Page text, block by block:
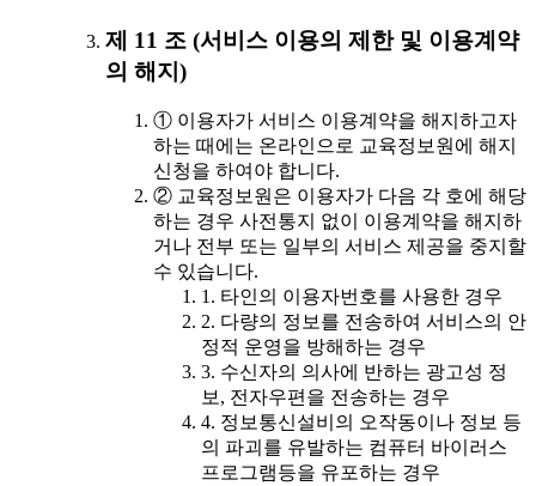
제 11 조 (서비스 이용의 제한 및 이용계약
의 해지)
① 이용자가 서비스 이용계약을 해지하고자
하는 때에는 온라인으로 교육정보원에 해지
신청을 하여야 합니다.
② 교육정보원은 이용자가 다음 각 호에 해당
하는 경우 사전통지 없이 이용계약을 해지하
거나 전부 또는 일부의 서비스 제공을 중지할
수 있습니다.
1. 타인의 이용자번호를 사용한 경우
2. 다량의 정보를 전송하여 서비스의 안
정적 운영을 방해하는 경우
3. 수신자의 의사에 반하는 광고성 정
보, 전자우편을 전송하는 경우
4. 정보통신설비의 오작동이나 정보 등
의 파괴를 유발하는 컴퓨터 바이러스
프로그램등을 유포하는 경우